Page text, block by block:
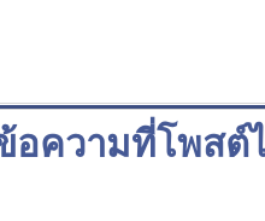
ความที่โพสต์